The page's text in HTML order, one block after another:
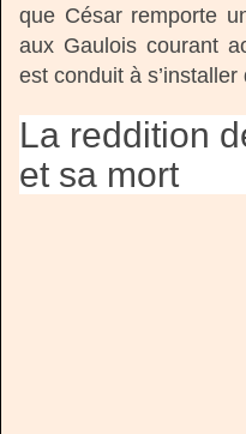
que César remporte
aux Gaulois courant
est conduit à
La reddition
et sa mort